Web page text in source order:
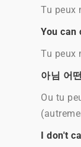
Tu peux
You can
Tu peux
아님 어
Ou tu
I don't